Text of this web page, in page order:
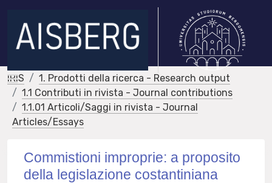
IRIS
1. Prodotti della ricerca - Research output
1.1 Contributi in rivista - Journal contributions
1.1.01 Articoli/Saggi in rivista - Journal
Articles/Essays
Commistioni improprie: a proposito
della legislazione costantiniana